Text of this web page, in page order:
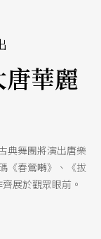
唐華麗
典舞團將演出唐樂
《春鶯囀》、《拔
展於觀眾眼前。